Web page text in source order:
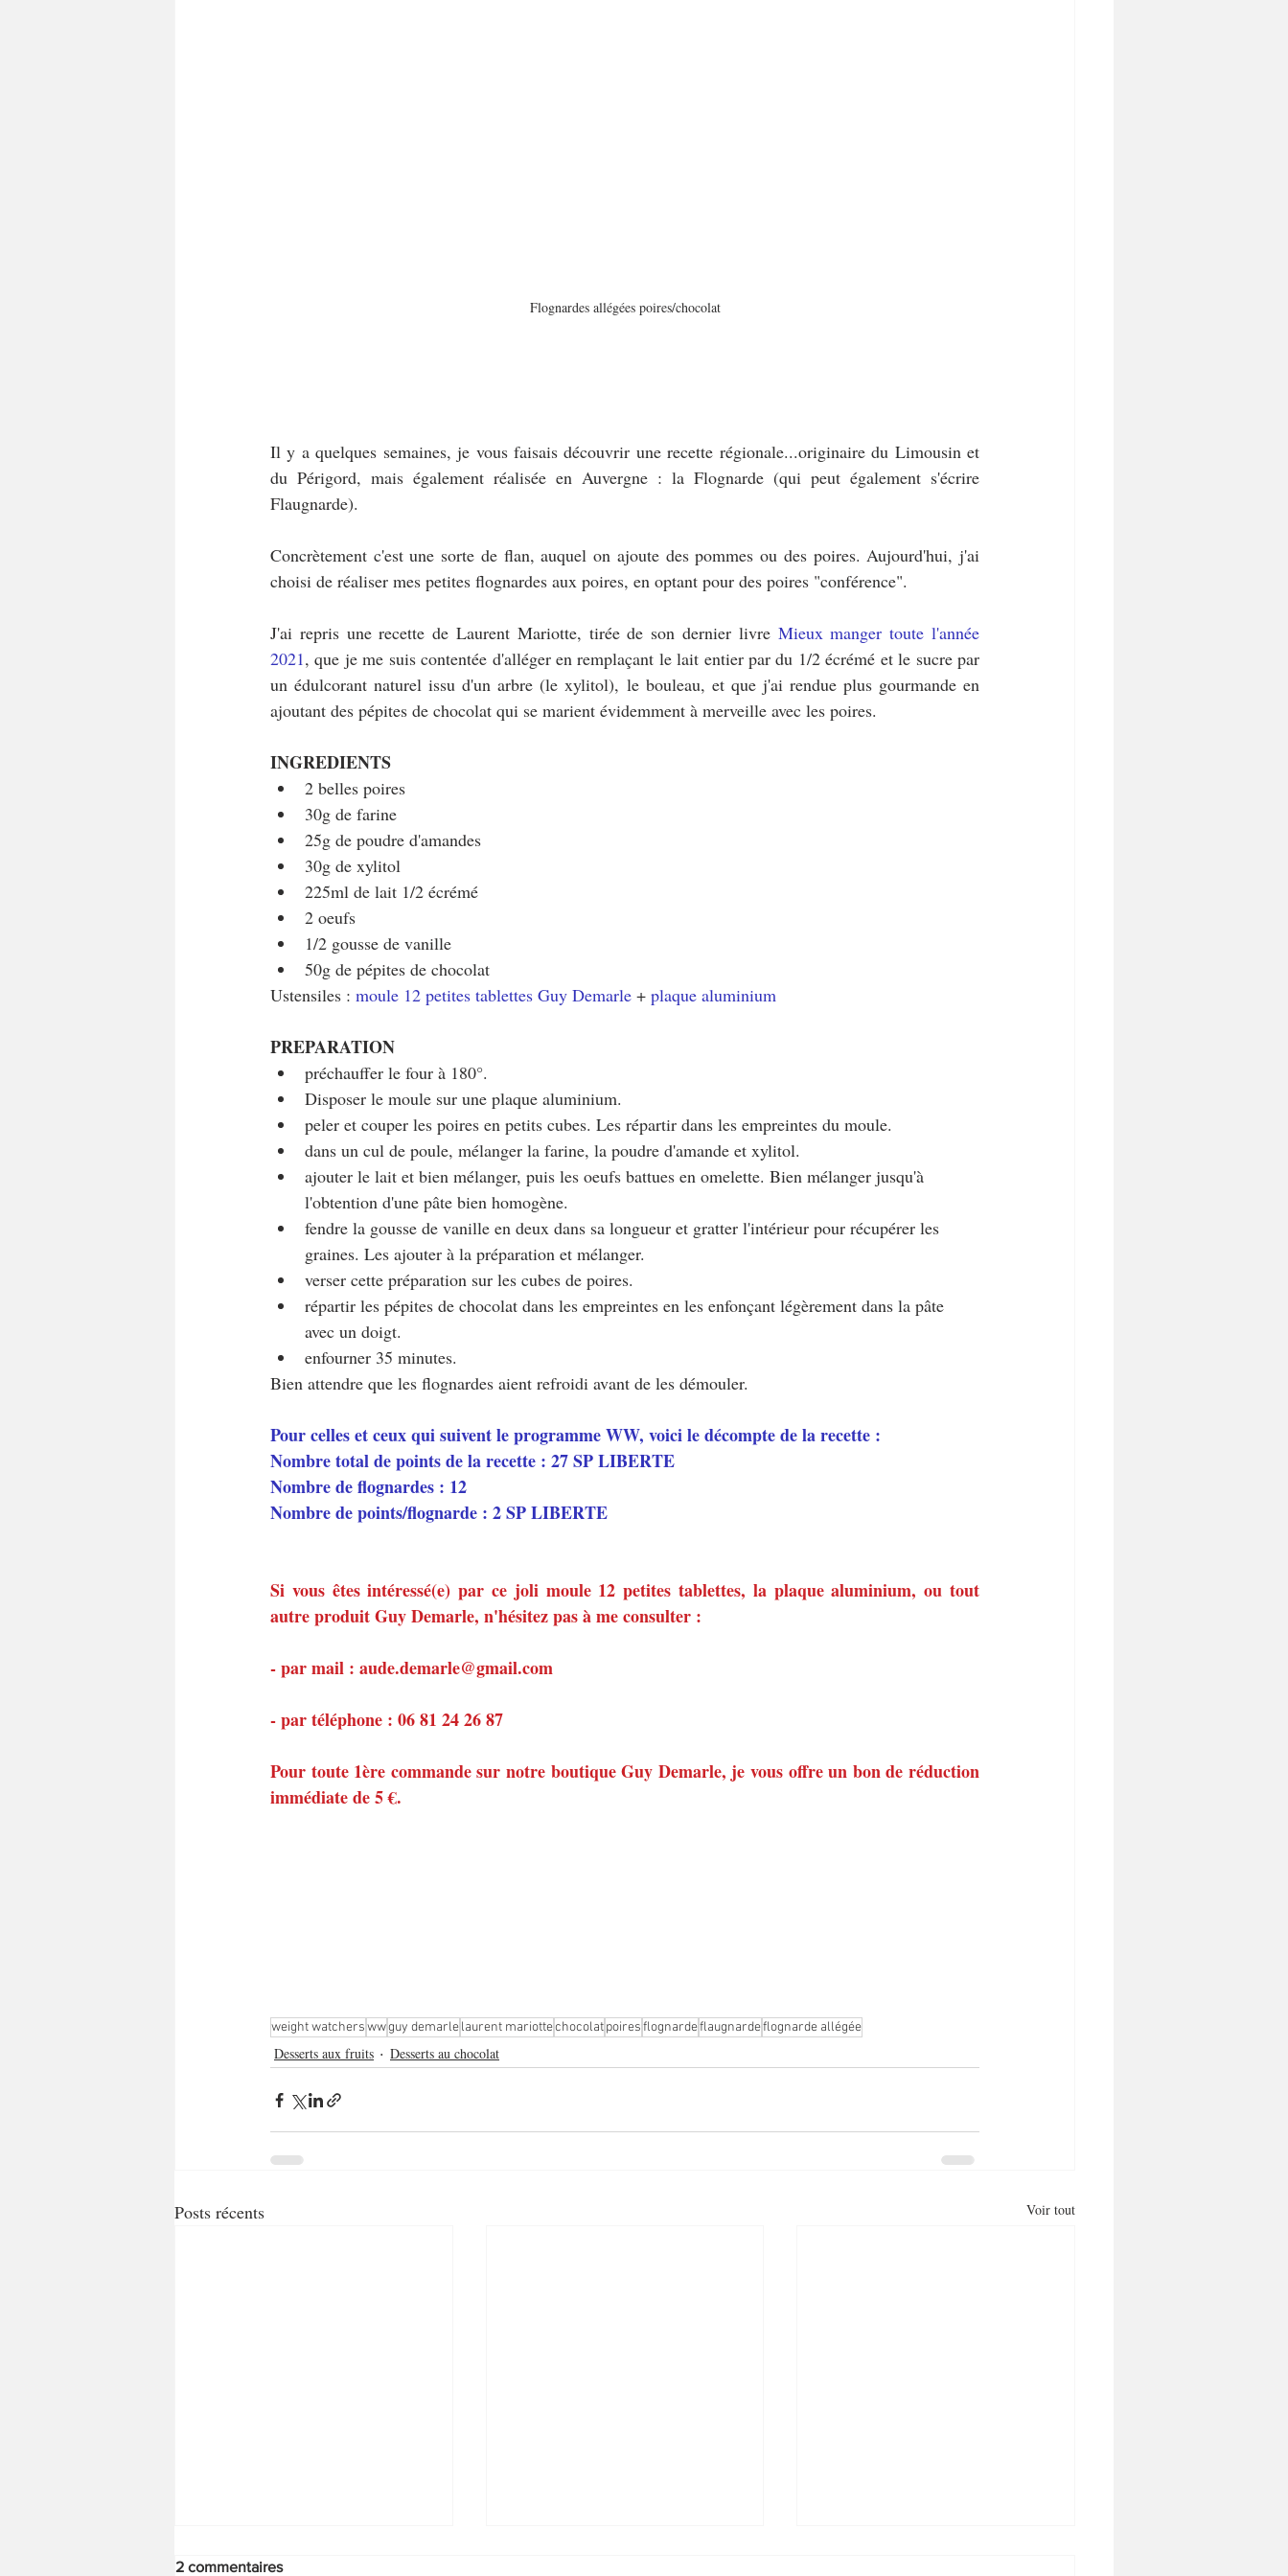
Flognardes allégées poires/chocolat
Il y a quelques semaines, je vous faisais découvrir une recette régionale...originaire du Limousin et
du Périgord, mais également réalisée en Auvergne : la Flognarde (qui peut également s'écrire
Flaugnarde).
Concrètement c'est une sorte de flan, auquel on ajoute des pommes ou des poires. Aujourd'hui, j'ai
choisi de réaliser mes petites flognardes aux poires, en optant pour des poires "conférence".
J'ai repris une recette de Laurent Mariotte, tirée de son dernier livre Mieux manger toute l'année
2021, que je me suis contentée d'alléger en remplaçant le lait entier par du 1/2 écrémé et le sucre par
un édulcorant naturel issu d'un arbre (le xylitol), le bouleau, et que j'ai rendue plus gourmande en
ajoutant des pépites de chocolat qui se marient évidemment à merveille avec les poires.
INGREDIENTS
2 belles poires
30g de farine
25g de poudre d'amandes
30g de xylitol
225ml de lait 1/2 écrémé
2 oeufs
1/2 gousse de vanille
50g de pépites de chocolat
Ustensiles : moule 12 petites tablettes Guy Demarle + plaque aluminium
PREPARATION
préchauffer le four à 180°.
Disposer le moule sur une plaque aluminium.
peler et couper les poires en petits cubes. Les répartir dans les empreintes du moule.
dans un cul de poule, mélanger la farine, la poudre d'amande et xylitol.
ajouter le lait et bien mélanger, puis les oeufs battues en omelette. Bien mélanger jusqu'à
l'obtention d'une pâte bien homogène.
fendre la gousse de vanille en deux dans sa longueur et gratter l'intérieur pour récupérer les
graines. Les ajouter à la préparation et mélanger.
verser cette préparation sur les cubes de poires.
répartir les pépites de chocolat dans les empreintes en les enfonçant légèrement dans la pâte
avec un doigt.
enfourner 35 minutes.
Bien attendre que les flognardes aient refroidi avant de les démouler.
Pour celles et ceux qui suivent le programme WW, voici le décompte de la recette :
Nombre total de points de la recette : 27 SP LIBERTE
Nombre de flognardes : 12
Nombre de points/flognarde : 2 SP LIBERTE
Si vous êtes intéressé(e) par ce joli moule 12 petites tablettes, la plaque aluminium, ou tout
autre produit Guy Demarle, n'hésitez pas à me consulter :
- par mail : aude.demarle@gmail.com
- par téléphone : 06 81 24 26 87
Pour toute 1ère commande sur notre boutique Guy Demarle, je vous offre un bon de réduction
immédiate de 5 €.
weight watcherswwguy demarlelaurent mariottechocolatpoiresflognardeflaugnardeflognarde allégée
Desserts aux fruits Desserts au chocolat
Posts récents Voir tout
2 commentaires